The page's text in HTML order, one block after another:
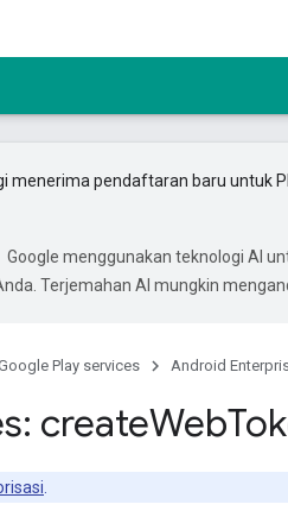
menerima pendaftaran baru untuk
Google menggunakan teknologi AI
Terjemahan AI mungkin
Play services Android
createWeb